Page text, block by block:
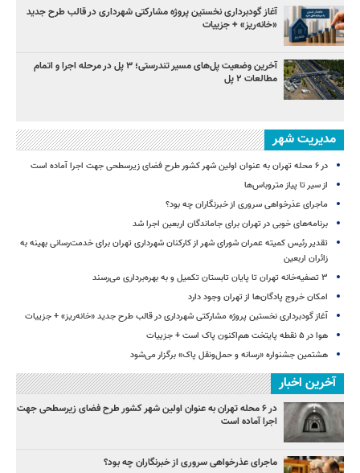
آغاز گودبرداری نخستین پروژه مشارکتی شهرداری در قالب طرح جدید
«خانه‌ریز» + جزییات
آخرین وضعیت پل‌های مسیر تندرستی؛ ۳ پل در مرحله اجرا و اتمام
مطالعات ۲ پل
مدیریت شهر
در ۶ محله تهران به عنوان اولین شهر کشور طرح فضای زیرسطحی جهت اجرا آماده است
از سیر تا پیاز متروباس‌ها
ماجرای عذرخواهی سروری از خبرنگاران چه بود؟
برنامه‌های خوبی در تهران برای جاماندگان اربعین اجرا شد
تقدیر رئیس کمیته عمران شورای شهر از کارکنان شهرداری تهران برای خدمت‌رسانی بهینه به
زائران اربعین
۳ ﺗﺼﻔﻴﻪ‌ﺧﺎﻧﻪ‌ تهران تا پایان تابستان تکمیل و به بهره‌برداری می‌رسند
امکان خروج پادگان‌ها از تهران وجود دارد
آغاز گودبرداری نخستین پروژه مشارکتی شهرداری در قالب طرح جدید «خانه‌ریز» + جزییات
هوا در ۵ نقطه پایتخت هم‌اکنون پاک است + جزییات
هشتمین جشنواره «رسانه و حمل‌ونقل پاک» برگزار می‌شود
آخرین اخبار
در ۶ محله تهران به عنوان اولین شهر کشور طرح فضای زیرسطحی جهت
اجرا آماده است
ماجرای عذرخواهی سروری از خبرنگاران چه بود؟